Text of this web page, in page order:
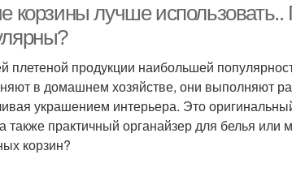
корзины лучше
плетеной продукции наибольшей
в домашнем хозяйстве, они выполняют
украшением интерьера. Это
также практичный органайзер для белья
корзин?